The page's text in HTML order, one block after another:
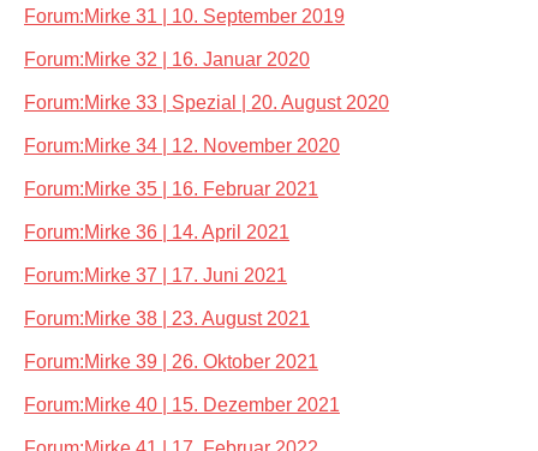
Forum:Mirke 31 | 10. September 2019
Forum:Mirke 32 | 16. Januar 2020
Forum:Mirke 33 | Spezial | 20. August 2020
Forum:Mirke 34 | 12. November 2020
Forum:Mirke 35 | 16. Februar 2021
Forum:Mirke 36 | 14. April 2021
Forum:Mirke 37 | 17. Juni 2021
Forum:Mirke 38 | 23. August 2021
Forum:Mirke 39 | 26. Oktober 2021
Forum:Mirke 40 | 15. Dezember 2021